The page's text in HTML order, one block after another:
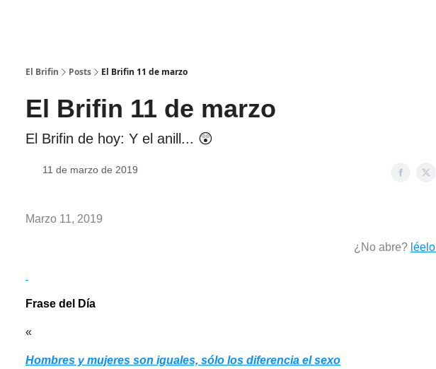
El Brifin Posts El Brifin 11 de marzo
El Brifin 11 de marzo
El Brifin de hoy: Y el anill... 😲
11 de marzo de 2019
Marzo 11, 2019
¿No abre?
Frase del Día
«
Hombres y mujeres son iguales, sólo los diferencia el sexo